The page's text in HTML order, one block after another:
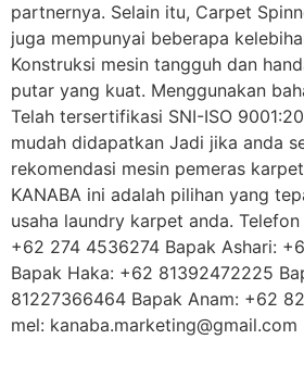
partnernya. Selain itu, Carpet
juga mempunyai beberapa
Konstruksi mesin tangguh dan
putar yang kuat. Menggunakan
Telah tersertifikasi SNI-ISO
mudah didapatkan Jadi jika anda
rekomendasi mesin pemeras
KANABA ini adalah pilihan yang
usaha laundry karpet anda. Telefon
+62 274 4536274 Bapak Ashari:
Bapak Haka: +62 81392472225
81227366464 Bapak Anam: +62
mel: kanaba.marketing@gmail.com